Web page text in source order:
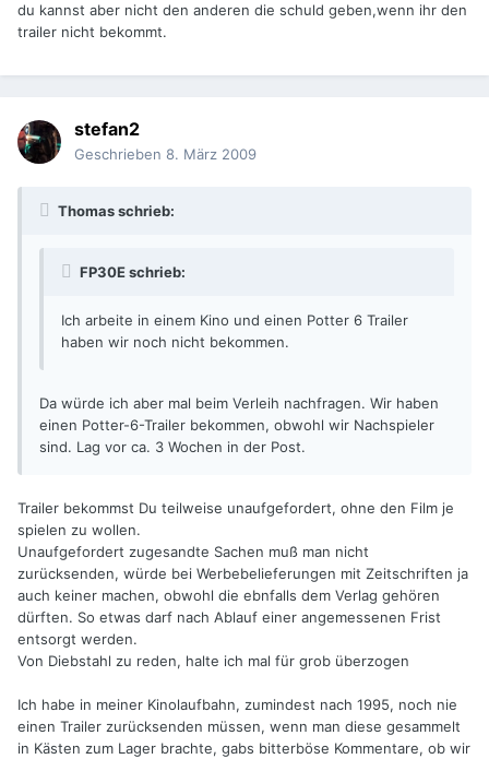
du kannst aber nicht den anderen die schuld geben,wenn ihr den
trailer nicht bekommt.
stefan2
Geschrieben 8. März 2009
Thomas schrieb:
FP30E schrieb:
Ich arbeite in einem Kino und einen Potter 6 Trailer
haben wir noch nicht bekommen.
Da würde ich aber mal beim Verleih nachfragen. Wir haben
einen Potter-6-Trailer bekommen, obwohl wir Nachspieler
sind. Lag vor ca. 3 Wochen in der Post.
Trailer bekommst Du teilweise unaufgefordert, ohne den Film je
spielen zu wollen.
Unaufgefordert zugesandte Sachen muß man nicht
zurücksenden, würde bei Werbebelieferungen mit Zeitschriften ja
auch keiner machen, obwohl die ebnfalls dem Verlag gehören
dürften. So etwas darf nach Ablauf einer angemessenen Frist
entsorgt werden.
Von Diebstahl zu reden, halte ich mal für grob überzogen
Ich habe in meiner Kinolaufbahn, zumindest nach 1995, noch nie
einen Trailer zurücksenden müssen, wenn man diese gesammelt
in Kästen zum Lager brachte, gabs bitterböse Kommentare, ob wir